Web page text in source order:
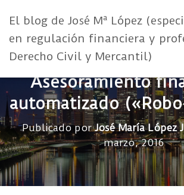
El blog de José Mª López
en regulación financiera y
Derecho Civil y Mercantil)
Asesoramiento
automatizado
Publicado porJosé María López
marzo, 2016